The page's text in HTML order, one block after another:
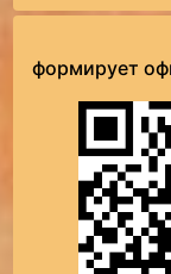
формирует